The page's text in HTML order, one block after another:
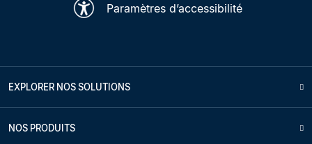
Paramètres d’accessibilité
EXPLORER NOS SOLUTIONS
NOS PRODUITS